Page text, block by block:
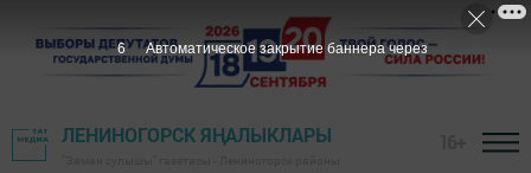
ЛЕНИНОГОРСК ЯҢАЛЫКЛАРЫ
5 Автоматическое закрытие баннера через